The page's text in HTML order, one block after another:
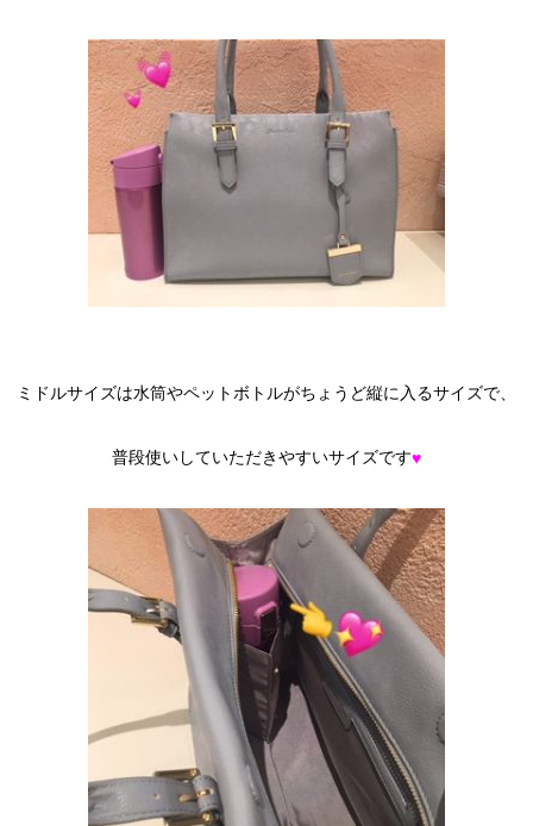
ミドルサイズは水筒やペットボトルがちょうど縦に入るサイズで、
普段使いしていただきやすいサイズです♥